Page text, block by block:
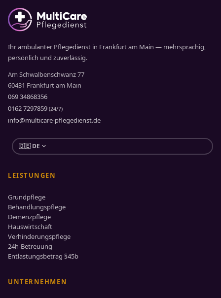
Ihr ambulanter Pflegedienst in Frankfurt am Main — mehrsprachig,
persönlich und zuverlässig.
Am Schwalbenschwanz 77
60431 Frankfurt am Main
069 34868356
0162 7297859 (24/7)
info@multicare-pflegedienst.de
🇩🇪 DE expand_more
LEISTUNGEN
Grundpflege
Behandlungspflege
Demenzpflege
Hauswirtschaft
Verhinderungspflege
24h-Betreuung
Entlastungsbetrag §45b
UNTERNEHMEN